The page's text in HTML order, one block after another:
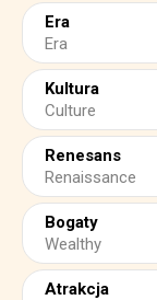
Era
Era
Kultura
Culture
Renesans
Renaissance
Bogaty
Wealthy
Atrakcja